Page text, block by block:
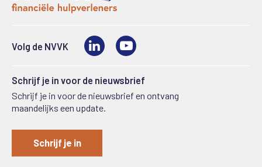
Volg de NVVK LinkedIn
Schrijf je in voor de nieuwsbrief
Schrijf je in voor de nieuwsbrief en ontvang
maandelijks een update.
Schrijf je in